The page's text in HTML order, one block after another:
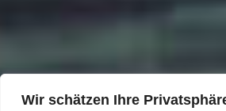
Wir schätzen Ihre